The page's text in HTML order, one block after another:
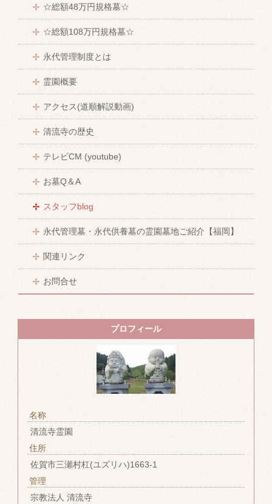
☆総額48万円規格墓☆
☆総額108万円規格墓☆
永代管理制度とは
霊園概要
アクセス(道順解説動画)
清流寺の歴史
テレビCM (youtube)
お墓Q＆A
スタッフblog
永代管理墓・永代供養墓の霊園墓地ご紹介【福岡】
関連リンク
お問合せ
プロフィール
名称
清流寺霊園
住所
佐賀市三瀬村杠(ユズリハ)1663-1
管理
宗教法人 清流寺